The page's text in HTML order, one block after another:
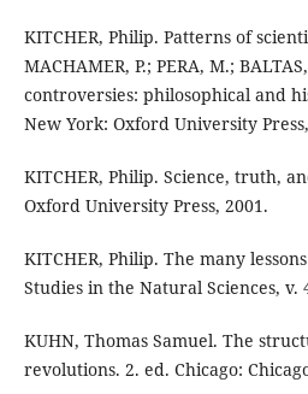
KITCHER, Philip. Patterns of
MACHAMER, P.; PERA, M.;
controversies: philosophical and
New York: Oxford University
KITCHER, Philip. Science, truth,
Oxford University Press, 2001.
KITCHER, Philip. The many
Studies in the Natural Sciences, v.
KUHN, Thomas Samuel. The
revolutions. 2. ed. Chicago: